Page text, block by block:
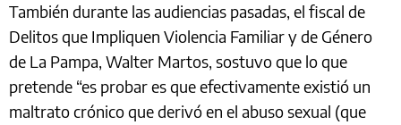
También durante las audiencias pasadas, el fiscal de
Delitos que Impliquen Violencia Familiar y de Género
de La Pampa, Walter Martos, sostuvo que lo que
pretende “es probar es que efectivamente existió un
maltrato crónico que derivó en el abuso sexual (que